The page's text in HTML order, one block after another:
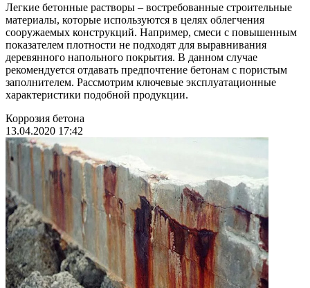
Легкие бетонные растворы – востребованные строительные
материалы, которые используются в целях облегчения
сооружаемых конструкций. Например, смеси с повышенным
показателем плотности не подходят для выравнивания
деревянного напольного покрытия. В данном случае
рекомендуется отдавать предпочтение бетонам с пористым
заполнителем. Рассмотрим ключевые эксплуатационные
характеристики подобной продукции.
Коррозия бетона
13.04.2020 17:42